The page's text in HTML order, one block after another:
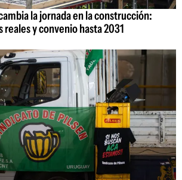
la jornada en la construcción:
reales y convenio hasta 2031